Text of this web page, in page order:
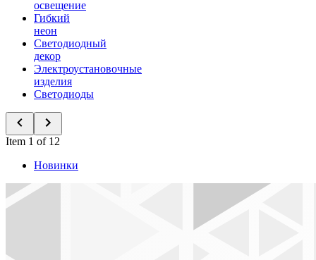
освещение
Гибкий
неон
Светодиодный
декор
Электроустановочные
изделия
Светодиоды
Item 1 of 12
Новинки